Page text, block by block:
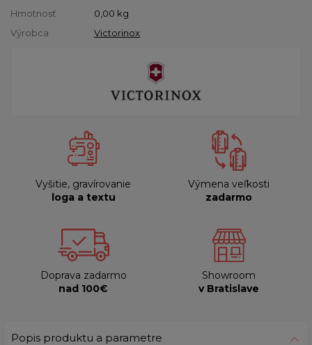
Hmotnosť 0,00 kg
Výrobca
Victorinox
Vyšitie, gravírovanie
loga a textu
Výmena veľkosti
zadarmo
Doprava zadarmo
nad 100€
Showroom
v Bratislave
Popis produktu a parametre